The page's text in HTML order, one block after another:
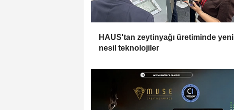
HAUS'tan zeytinyağı üretiminde yeni
nesil teknolojiler